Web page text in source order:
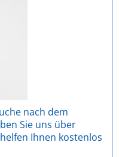
nach dem
Sie uns über
Ihnen kostenlos